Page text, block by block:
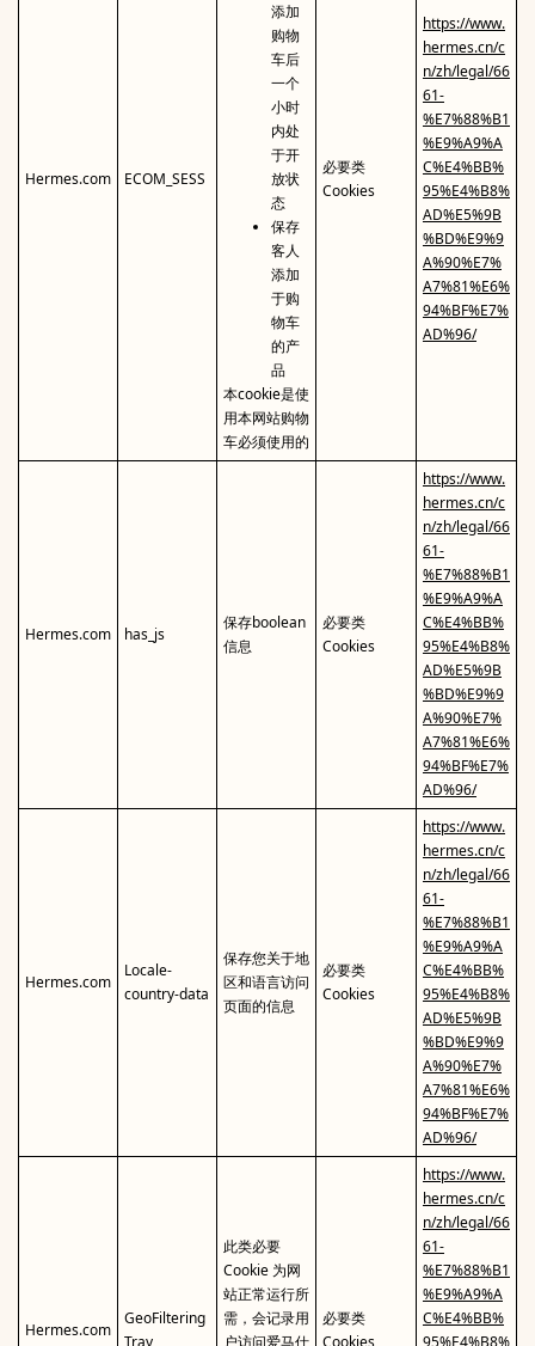
Hermes.com ECOM_SESS
添加
购物
车后
一个
小时
内处
于开
放状
态
保存
客人
添加
于购
物车
的产
品
本cookie是使
用本网站购物
车必须使用的
必要类
Cookies
https://www.
hermes.cn/c
n/zh/legal/66
61-
%E7%88%B1
%E9%A9%A
C%E4%BB%
95%E4%B8%
AD%E5%9B
%BD%E9%9
A%90%E7%
A7%81%E6%
94%BF%E7%
AD%96/
Hermes.com has_js
保存boolean
信息
必要类
Cookies
https://www.
hermes.cn/c
n/zh/legal/66
61-
%E7%88%B1
%E9%A9%A
C%E4%BB%
95%E4%B8%
AD%E5%9B
%BD%E9%9
A%90%E7%
A7%81%E6%
94%BF%E7%
AD%96/
Hermes.com
Locale-
country-data
保存您关于地
区和语言访问
页面的信息
必要类
Cookies
https://www.
hermes.cn/c
n/zh/legal/66
61-
%E7%88%B1
%E9%A9%A
C%E4%BB%
95%E4%B8%
AD%E5%9B
%BD%E9%9
A%90%E7%
A7%81%E6%
94%BF%E7%
AD%96/
Hermes.com
GeoFiltering
Tray
此类必要
Cookie 为网
站正常运行所
需，会记录用
户访问爱马仕
必要类
Cookies
https://www.
hermes.cn/c
n/zh/legal/66
61-
%E7%88%B1
%E9%A9%A
C%E4%BB%
95%E4%B8%